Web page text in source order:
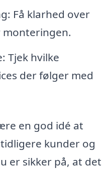
Få klarhed over
Tjek hvilke
der følger med
en god idé at
kunder og
er sikker på, at det